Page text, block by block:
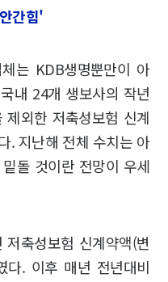
간힘'
는 KDB생명뿐만이 아
내 24개 생보사의 작년
외한 저축성보험 신계
. 지난해 전체 수치는 아
돌 것이란 전망이 우세
축성보험 신계약액(변
다. 이후 매년 전년대비